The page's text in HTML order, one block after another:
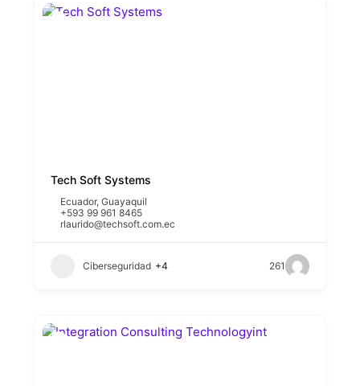
Tech Soft Systems
Ecuador,Guayaquil
+593 99 961 8465
rlaurido@techsoft.com.ec
Ciberseguridad +4 261